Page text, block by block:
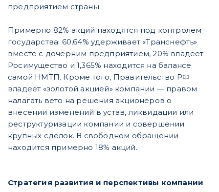
предприятием страны.
Примерно 82% акций находятся под контролем
государства: 60,64% удерживает «Транснефть»
вместе с дочерним предприятием, 20% владеет
Росимущество и 1,365% находится на балансе
самой НМТП. Кроме того, Правительство РФ
владеет «золотой акцией» компании — правом
налагать вето на решения акционеров о
внесении изменений в устав, ликвидации или
реструктуризации компании и совершении
крупных сделок. В свободном обращении
находится примерно 18% акций.
Стратегия развития и перспективы компании